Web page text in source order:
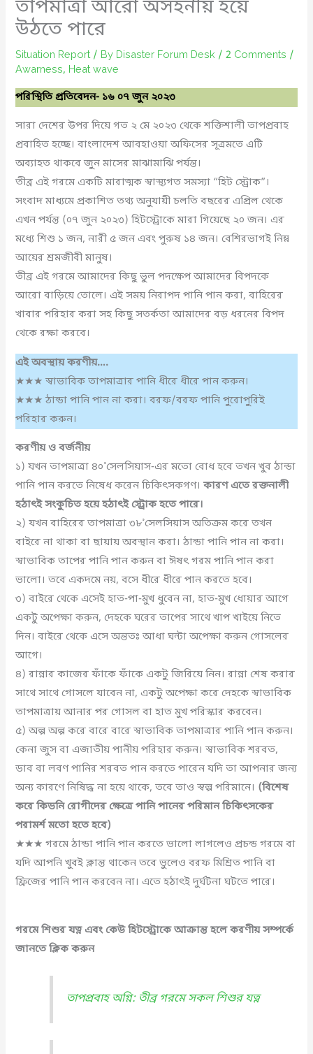
তাপমাত্রা আরো অসহনীয় হয়ে
উঠতে পারে
Situation Report/ By Disaster Forum Desk /2 Comments /
Awarness, Heat wave
পরিস্থিতি প্রতিবেদন- ১৬ ০৭ জুন ২০২৩
সারা দেশের উপর দিয়ে গত ২ মে ২০২৩ থেকে শক্তিশালী তাপপ্রবাহ
প্রবাহিত হচ্ছে। বাংলাদেশ আবহাওয়া অফিসের সূত্রমতে এটি
অব্যাহত থাকবে জুন মাসের মাঝামাঝি পর্যন্ত।
তীব্র এই গরমে একটি মারাত্মক স্বাস্থ্যগত সমস্যা “হিট স্ট্রোক”।
সংবাদ মাধ্যমে প্রকাশিত তথ্য অনুযায়ী চলতি বছরের এপ্রিল থেকে
এখন পর্যন্ত (০৭ জুন ২০২৩) হিটস্ট্রোকে মারা গিয়েছে ২০ জন। এর
মধ্যে শিশু ১ জন, নারী ৫ জন এবং পুরুষ ১৪ জন। বেশিরভাগই নিম্ন
আয়ের শ্রমজীবী মানুষ।
তীব্র এই গরমে আমাদের কিছু ভুল পদক্ষেপ আমাদের বিপদকে
আরো বাড়িয়ে তোলে। এই সময় নিরাপদ পানি পান করা, বাহিরের
খাবার পরিহার করা সহ কিছু সতর্কতা আমাদের বড় ধরনের বিপদ
থেকে রক্ষা করবে।
এই অবস্থায় করণীয়….
★★★ স্বাভাবিক তাপমাত্রার পানি ধীরে ধীরে পান করুন।
★★★ ঠান্ডা পানি পান না করা। বরফ/বরফ পানি পুরোপুরিই
পরিহার করুন।
করণীয় ও বর্জনীয়
১) যখন তাপমাত্রা ৪০°সেলসিয়াস-এর মতো বোধ হবে তখন খুব ঠান্ডা
পানি পান করতে নিষেধ করেন চিকিৎসকগণ।কারণ এতে রক্তনালী
হঠাৎই সংকুচিত হয়ে হঠাৎই স্ট্রোক হতে পারে।
২) যখন বাহিরের তাপমাত্রা ৩৮°সেলসিয়াস অতিক্রম করে তখন
বাইরে না থাকা বা ছায়ায় অবস্থান করা। ঠান্ডা পানি পান না করা।
স্বাভাবিক তাপের পানি পান করুন বা ঈষৎ গরম পানি পান করা
ভালো। তবে একদমে নয়, বসে ধীরে ধীরে পান করতে হবে।
৩) বাইরে থেকে এসেই হাত-পা-মুখ ধুবেন না, হাত-মুখ ধোয়ার আগে
একটু অপেক্ষা করুন, দেহকে ঘরের তাপের সাথে খাপ খাইয়ে নিতে
দিন। বাইরে থেকে এসে অন্ততঃ আধা ঘন্টা অপেক্ষা করুন গোসলের
আগে।
৪) রান্নার কাজের ফাঁকে ফাঁকে একটু জিরিয়ে নিন। রান্না শেষ করার
সাথে সাথে গোসলে যাবেন না, একটু অপেক্ষা করে দেহকে স্বাভাবিক
তাপমাত্রায় আনার পর গোসল বা হাত মুখ পরিস্কার করবেন।
৫) অল্প অল্প করে বারে বারে স্বাভাবিক তাপমাত্রার পানি পান করুন।
কেনা জুস বা এজাতীয় পানীয় পরিহার করুন। স্বাভাবিক শরবত,
ডাব বা লবণ পানির শরবত পান করতে পারেন যদি তা আপনার জন্য
অন্য কারণে নিষিদ্ধ না হয়ে থাকে, তবে তাও স্বল্প পরিমানে। (বিশেষ
করে কিডনি রোগীদের ক্ষেত্রে পানি পানের পরিমান চিকিৎসকের
পরামর্শ মতো হতে হবে)
★★★ গরমে ঠান্ডা পানি পান করতে ভালো লাগলেও প্রচন্ড গরমে বা
যদি আপনি খুবই ক্লান্ত থাকেন তবে ভুলেও বরফ মিশ্রিত পানি বা
ফ্রিজের পানি পান করবেন না। এতে হঠাৎই দুর্ঘটনা ঘটতে পারে।
গরমে শিশুর যত্ন এবং কেউ হিটস্ট্রোকে আক্রান্ত হলে করণীয় সম্পর্কে
জানতে ক্লিক করুন
তাপপ্রবাহ অগ্নি: তীব্র গরমে সকল শিশুর যত্ন